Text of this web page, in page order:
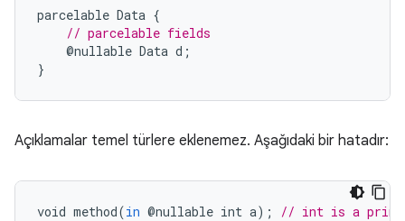
parcelable Data {
// parcelable fields
@nullable Data d ;
}
Açıklamalar temel türlere eklenemez. Aşağıdaki bir hatadır:
void method(in @nullable int a); // int is a